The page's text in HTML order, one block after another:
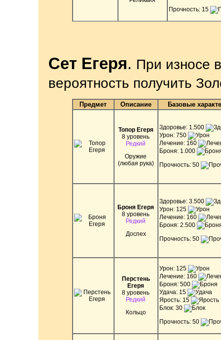
Прочность: 15
Сет Егеря. При износе
вероятность получить
Предмет Описание Базовые
Топор Егеря
8 уровень
Редкий
Оружие
(любая рука)
Здоровье: 1.500
Урон: 750
Лечение: 160
Броня: 1.000
Прочность: 50
Броня Егеря
8 уровень
Редкий
Доспех
Здоровье: 3.500
Урон: 125
Лечение: 160
Броня: 2.500
Прочность: 50
Перстень
Егеря
8 уровень
Редкий
Кольцо
Урон: 125
Лечение: 160
Броня: 500
Удача: 15
Ярость: 15
Блок: 30
Прочность: 50